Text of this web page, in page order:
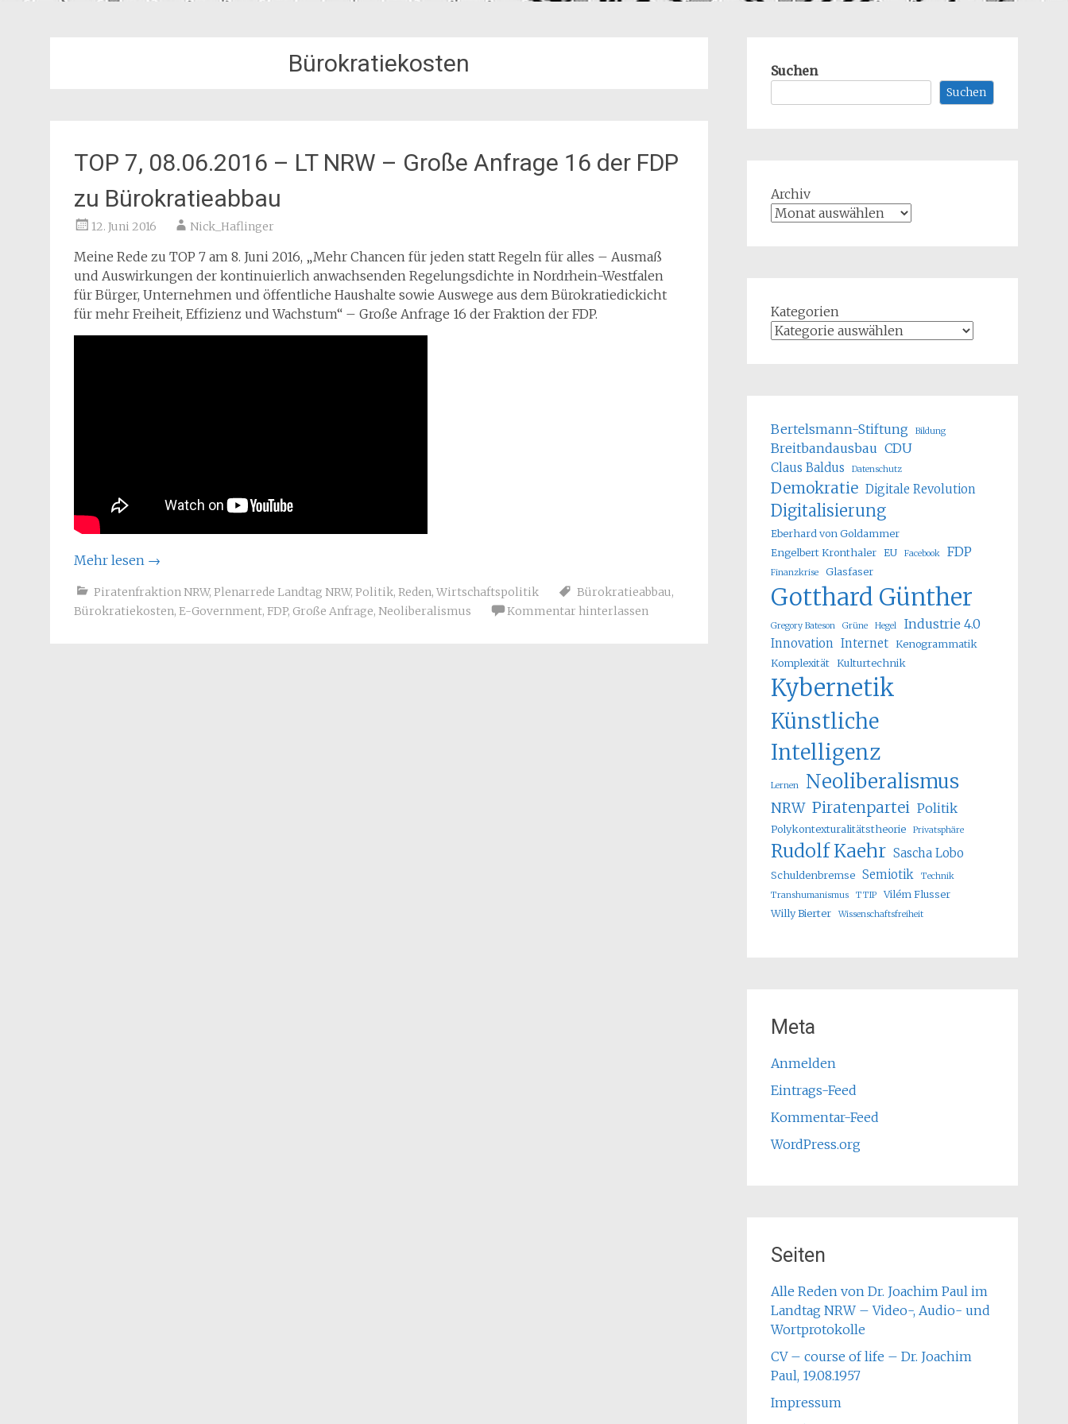
Bürokratiekosten
TOP 7, 08.06.2016 – LT NRW – Große Anfrage 16 der FDP
zu Bürokratieabbau
12. Juni 2016 Nick_Haflinger
Meine Rede zu TOP 7 am 8. Juni 2016, „Mehr Chancen für jeden statt Regeln für alles – Ausmaß
und Auswirkungen der kontinuierlich anwachsenden Regelungsdichte in Nordrhein-Westfalen
für Bürger, Unternehmen und öffentliche Haushalte sowie Auswege aus dem Bürokratiedickicht
für mehr Freiheit, Effizienz und Wachstum“ – Große Anfrage 16 der Fraktion der FDP.
Mehr lesen →
Piratenfraktion NRW, Plenarrede Landtag NRW, Politik, Reden, Wirtschaftspolitik Bürokratieabbau,
Bürokratiekosten, E-Government, FDP, Große Anfrage, Neoliberalismus Kommentar hinterlassen
Suchen
Suchen
Archiv
Kategorien
Bertelsmann-Stiftung Bildung
Breitbandausbau CDU
Claus Baldus Datenschutz
Demokratie Digitale Revolution
Digitalisierung
Eberhard von Goldammer
Engelbert Kronthaler EU Facebook FDP
Finanzkrise Glasfaser
Gotthard Günther
Gregory Bateson Grüne Hegel Industrie 4.0
Innovation Internet Kenogrammatik
Komplexität Kulturtechnik
Kybernetik
Künstliche
Intelligenz
Lernen Neoliberalismus
NRW Piratenpartei Politik
Polykontexturalitätstheorie Privatsphäre
Rudolf Kaehr Sascha Lobo
Schuldenbremse Semiotik
Technik
Transhumanismus
TTIP
Vilém Flusser
Willy Bierter
Wissenschaftsfreiheit
Meta
Anmelden
Eintrags-Feed
Kommentar-Feed
WordPress.org
Seiten
Alle Reden von Dr. Joachim Paul im
Landtag NRW – Video-, Audio- und
Wortprotokolle
CV – course of life – Dr. Joachim
Paul, 19.08.1957
Impressum